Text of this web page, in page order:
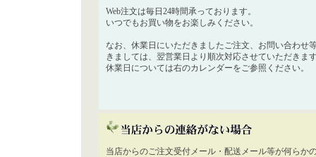
Web注文は毎日24時間承っております。
いつでもお買い物をお楽しみください。
なお、休業日にいただきましたご注文、お問い合わせ
きましては、翌営業日より順次対応させていただきま
休業日については右のカレンダーをご参照ください。
当店からのご注文受付メール・配送メール等が何らか